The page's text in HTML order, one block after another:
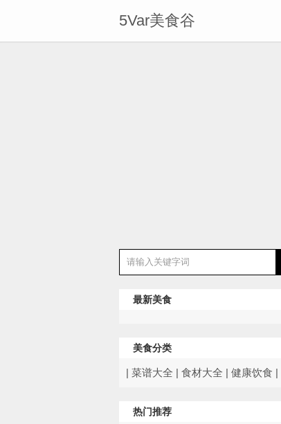
5Var美食谷
最新美食
美食分类
| 菜谱大全 | 食材大全 | 健康饮食 |
热门推荐